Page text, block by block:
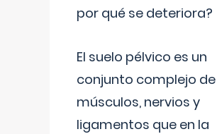
por qué se deteriora?
El suelo pélvico es un
conjunto complejo de
músculos, nervios y
ligamentos que en la